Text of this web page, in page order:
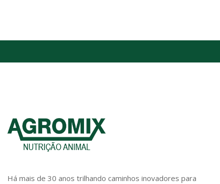
Há mais de 30 anos trilhando caminhos inovadores para